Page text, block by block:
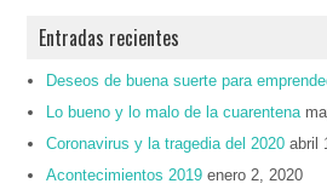
Entradas recientes
Deseos de buena suerte para
Lo bueno y lo malo de la cuarentena
Coronavirus y la tragedia del 2020 abril
Acontecimientos 2019 enero 2, 2020